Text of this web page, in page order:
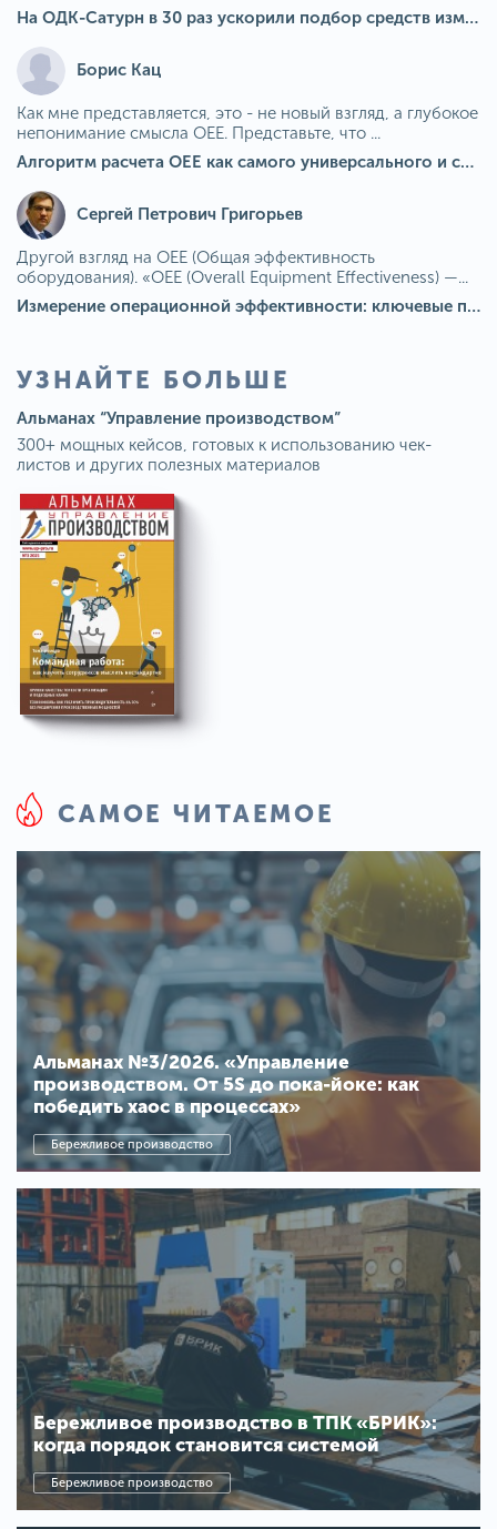
На ОДК-Сатурн в 30 раз ускорили подбор средств измерения для контроля качества продукции
Борис Кац
Как мне представляется, это - не новый взгляд, а глубокое
непонимание смысла OEE. Представьте, что ...
Алгоритм расчета ОЕЕ как самого универсального и современного показателя эффективности оборудования в мире
Сергей Петрович Григорьев
Другой взгляд на OEE (Общая эффективность
оборудования). «OEE (Overall Equipment Effectiveness) —...
Измерение операционной эффективности: ключевые показатели для непрерывного совершенствования
УЗНАЙТЕ БОЛЬШЕ
Альманах “Управление производством”
300+ мощных кейсов, готовых к использованию чек-
листов и других полезных материалов
САМОЕ ЧИТАЕМОЕ
Альманах №3/2026. «Управление
производством. От 5S до пока-йоке: как
победить хаос в процессах»
Бережливое производство
Бережливое производство в ТПК «БРИК»:
когда порядок становится системой
Бережливое производство